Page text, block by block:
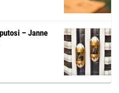
– Janne